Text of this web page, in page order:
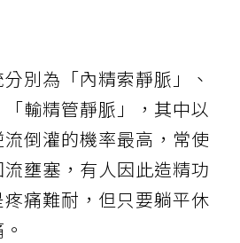
別為「內精索靜脈」、
「輸精管靜脈」，其中以
流倒灌的機率最高，常使
壅塞，有人因此造精功
痛難耐，但只要躺平休